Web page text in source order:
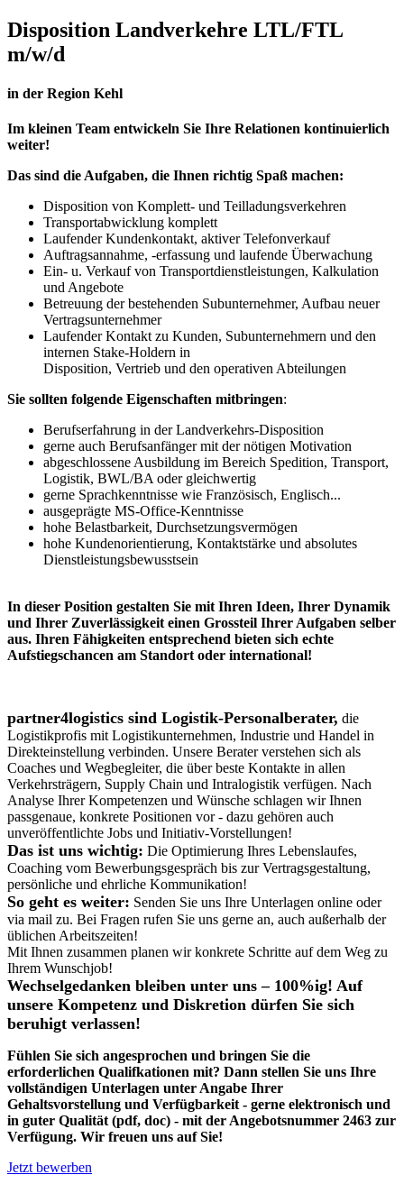
Disposition Landverkehre LTL/FTL
m/w/d
in der Region Kehl
Im kleinen Team entwickeln Sie Ihre Relationen kontinuierlich
weiter!
Das sind die Aufgaben, die Ihnen richtig Spaß machen:
Disposition von Komplett- und Teilladungsverkehren
Transportabwicklung komplett
Laufender Kundenkontakt, aktiver Telefonverkauf
Auftragsannahme, -erfassung und laufende Überwachung
Ein- u. Verkauf von Transportdienstleistungen, Kalkulation
und Angebote
Betreuung der bestehenden Subunternehmer, Aufbau neuer
Vertragsunternehmer
Laufender Kontakt zu Kunden, Subunternehmern und den
internen Stake-Holdern in
Disposition, Vertrieb und den operativen Abteilungen
Sie sollten folgende Eigenschaften mitbringen:
Berufserfahrung in der Landverkehrs-Disposition
gerne auch Berufsanfänger mit der nötigen Motivation
abgeschlossene Ausbildung im Bereich Spedition, Transport,
Logistik, BWL/BA oder gleichwertig
gerne Sprachkenntnisse wie Französisch, Englisch...
ausgeprägte MS-Office-Kenntnisse
hohe Belastbarkeit, Durchsetzungsvermögen
hohe Kundenorientierung, Kontaktstärke und absolutes
Dienstleistungsbewusstsein
In dieser Position gestalten Sie mit Ihren Ideen, Ihrer Dynamik
und Ihrer Zuverlässigkeit einen Grossteil Ihrer Aufgaben selber
aus. Ihren Fähigkeiten entsprechend bieten sich echte
Aufstiegschancen am Standort oder international!
partner4logistics sind Logistik-Personalberater, die
Logistikprofis mit Logistikunternehmen, Industrie und Handel in
Direkteinstellung verbinden. Unsere Berater verstehen sich als
Coaches und Wegbegleiter, die über beste Kontakte in allen
Verkehrsträgern, Supply Chain und Intralogistik verfügen. Nach
Analyse Ihrer Kompetenzen und Wünsche schlagen wir Ihnen
passgenaue, konkrete Positionen vor - dazu gehören auch
unveröffentlichte Jobs und Initiativ-Vorstellungen!
Das ist uns wichtig: Die Optimierung Ihres Lebenslaufes,
Coaching vom Bewerbungsgespräch bis zur Vertragsgestaltung,
persönliche und ehrliche Kommunikation!
So geht es weiter: Senden Sie uns Ihre Unterlagen online oder
via mail zu. Bei Fragen rufen Sie uns gerne an, auch außerhalb der
üblichen Arbeitszeiten!
Mit Ihnen zusammen planen wir konkrete Schritte auf dem Weg zu
Ihrem Wunschjob!
Wechselgedanken bleiben unter uns – 100%ig! Auf
unsere Kompetenz und Diskretion dürfen Sie sich
beruhigt verlassen!
Fühlen Sie sich angesprochen und bringen Sie die
erforderlichen Qualifkationen mit? Dann stellen Sie uns Ihre
vollständigen Unterlagen unter Angabe Ihrer
Gehaltsvorstellung und Verfügbarkeit - gerne elektronisch und
in guter Qualität (pdf, doc) - mit der Angebotsnummer 2463 zur
Verfügung. Wir freuen uns auf Sie!
Jetzt bewerben